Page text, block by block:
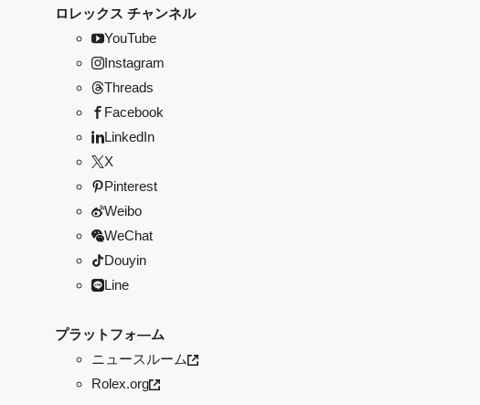
ロレックス チャンネル
YouTube
Instagram
Threads
Facebook
LinkedIn
X
Pinterest
Weibo
WeChat
Douyin
Line
プラットフォ―ム
ニュースルーム
Rolex.org